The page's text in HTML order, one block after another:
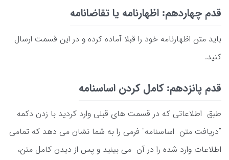
قدم چهاردهم: اظهارنامه یا تقاضانامه
باید متن اظهارنامه خود را قبلا آماده کرده و در این قسمت ارسال
کنید.
قدم پانزدهم: کامل کردن اساسنامه
طبق اطلاعاتی که در قسمت های قبلی وارد کردید با زدن دکمه
"دریافت متن اساسنامه" فرمی را به شما نشان می دهد که تمامی
اطلاعات وارد شده را در آن می بینید و پس از دیدن کامل متن،